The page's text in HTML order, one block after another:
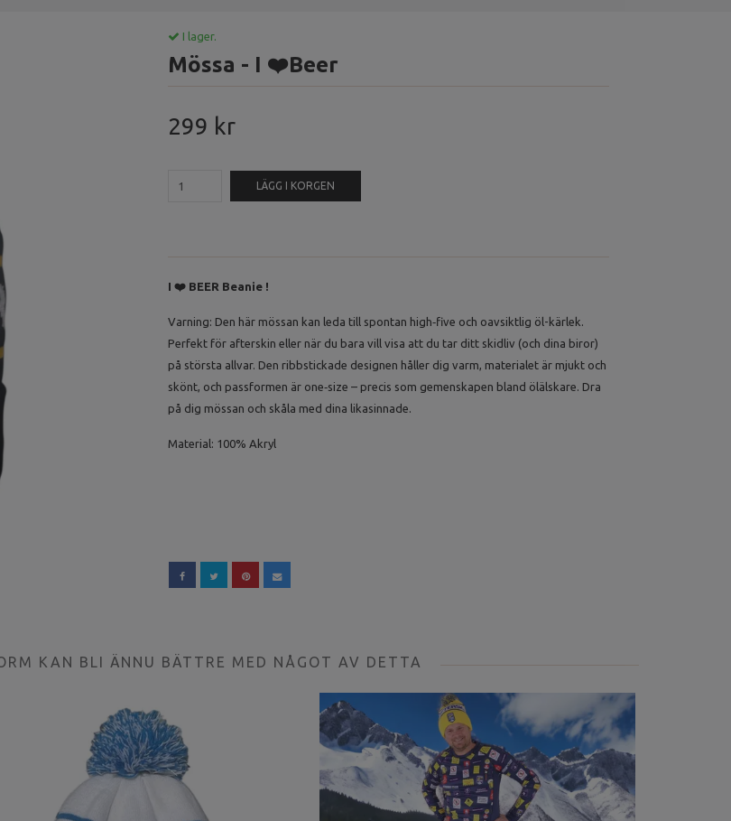
I lager.
Mössa - I ❤️Beer
299 kr
LÄGG I KORGEN
I ❤️ BEER Beanie !
Varning: Den här mössan kan leda till spontan high‑five och oavsiktlig öl-kärlek.
Perfekt för afterskin eller när du bara vill visa att du tar ditt skidliv (och dina biror)
på största allvar. Den ribbstickade designen håller dig varm, materialet är mjukt och
skönt, och passformen är one‑size – precis som gemenskapen bland ölälskare. Dra
på dig mössan och skåla med dina likasinnade.
Material: 100% Akryl
KAN BLI ÄNNU BÄTTRE MED NÅGOT AV DETTA